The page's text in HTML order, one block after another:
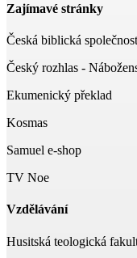
Zajímavé stránky
Česká biblická společnost
Český rozhlas -
Ekumenický překlad
Kosmas
Samuel e-shop
TV Noe
Vzdělávání
Husitská teologická